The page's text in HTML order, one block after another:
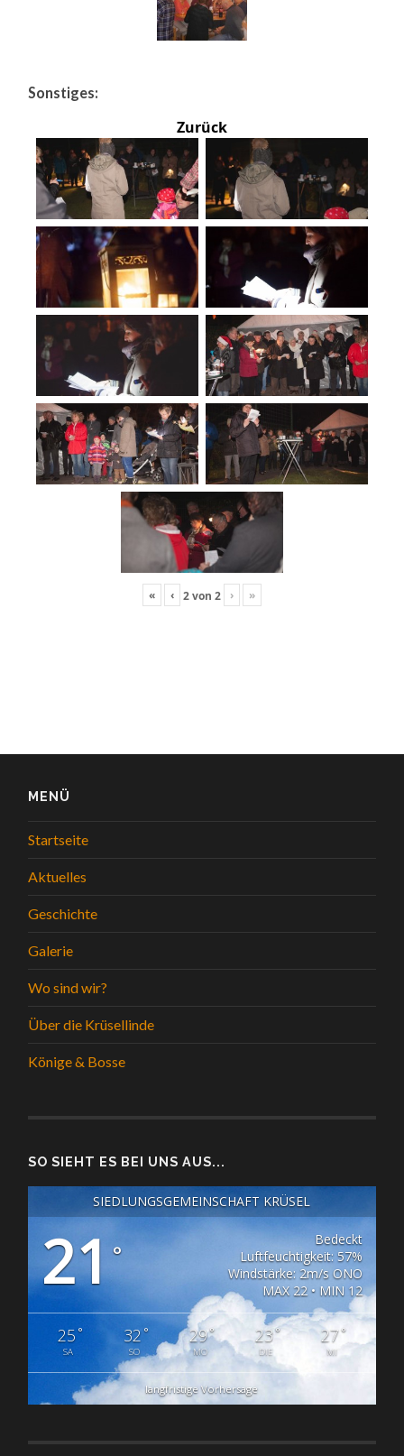
Sonstiges:
Zurück
« ‹ 2von 2 › »
MENÜ
Startseite
Aktuelles
Geschichte
Galerie
Wo sind wir?
Über die Krüsellinde
Könige & Bosse
SO SIEHT ES BEI UNS AUS...
SIEDLUNGSGEMEINSCHAFT KRÜSEL
21°
Bedeckt
Luftfeuchtigkeit: 57%
Windstärke: 2m/s ONO
MAX 22 • MIN 12
25°
SA
32 °
SO
29°
MO
23°
DIE
27°
MI
langfristige Vorhersage